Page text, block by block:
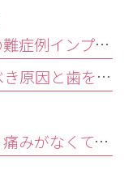
総院長はブラジルのロッシ先生の難症例インプラントオペ研修会に参加しました。
噛めないのは老化？60代が知るべき原因と歯を残す精密治療
歯並び放置でむし歯・歯周病に？痛みがなくても受診すべきサイン